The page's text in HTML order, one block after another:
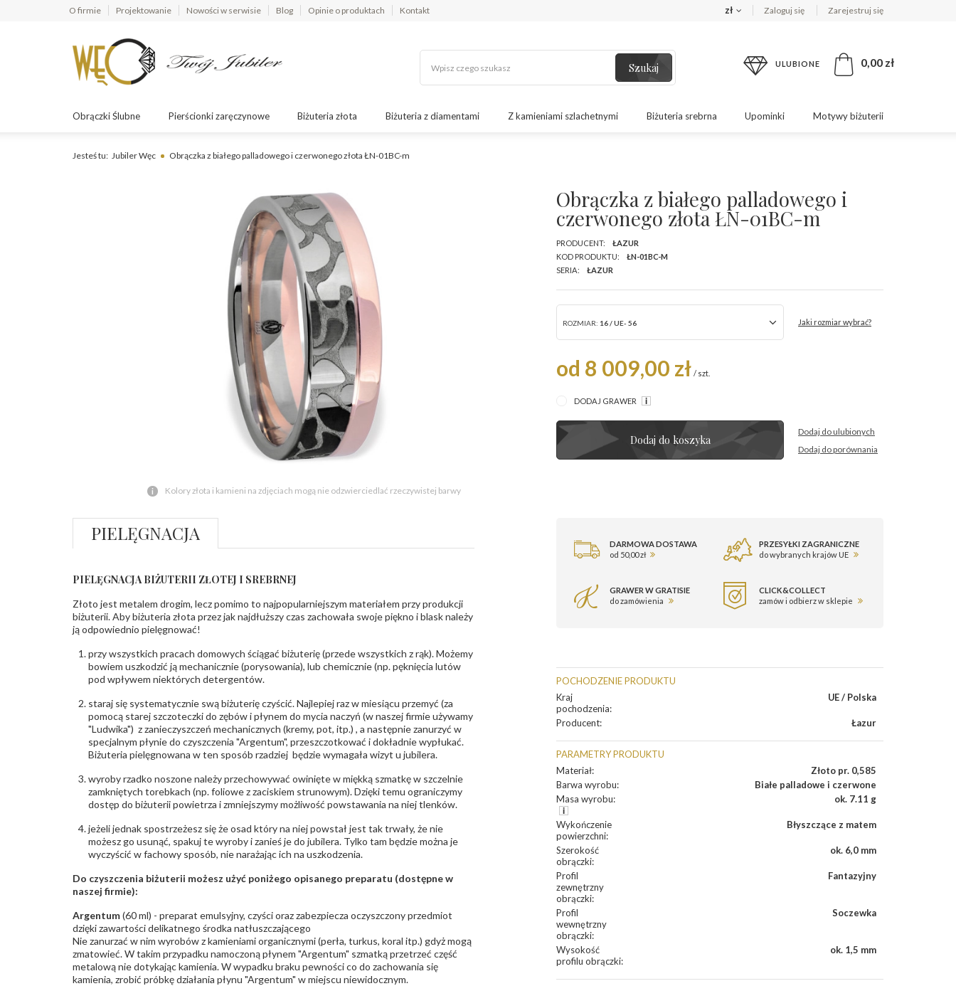
O firmie Projektowanie Nowości w serwisie Blog Opinie o produktach Kontakt zł Zaloguj się Zarejestruj się
Szukaj ULUBIONE 0,00 zł
Obrączki Ślubne Pierścionki zaręczynowe Biżuteria złota Biżuteria z diamentami Z kamieniami szlachetnymi Biżuteria srebrna Upominki Motywy biżuterii
Jesteś tu: Jubiler Węc Obrączka z białego palladowego i czerwonego złota ŁN-01BC-m
Kolory złota i kamieni na zdjęciach mogą nie odzwierciedlać rzeczywistej barwy
Obrączka z białego palladowego i
czerwonego złota ŁN-01BC-m
PRODUCENT:
ŁAZUR
KOD PRODUKTU:
ŁN-01BC-M
SERIA:
ŁAZUR
ROZMIAR: 16 / UE- 56 Jaki rozmiar wybrać?
od 8 009,00 zł / szt.
DODAJ GRAWER
Dodaj do koszyka
Dodaj do ulubionych
Dodaj do porównania
DARMOWA DOSTAWA
od 50,00 zł
PRZESYŁKI ZAGRANICZNE
do wybranych krajów UE
GRAWER W GRATISIE
do zamówienia
CLICK&COLLECT
zamów i odbierz w sklepie
POCHODZENIE PRODUKTU
Kraj
pochodzenia:
UE / Polska
Producent: Łazur
PARAMETRY PRODUKTU
Materiał:
Złoto pr. 0,585
Barwa wyrobu:
Białe palladowe i czerwone
Masa wyrobu: ok. 7.11 g
Wykończenie
powierzchni:
Błyszczące z matem
Szerokość
obrączki:
ok. 6,0 mm
Profil
zewnętrzny
obrączki:
Fantazyjny
Profil
wewnętrzny
obrączki:
Soczewka
Wysokość
profilu obrączki:
ok. 1,5 mm
PIELĘGNACJA
PIELĘGNACJA BIŻUTERII ZŁOTEJ I SREBRNEJ
Złoto jest metalem drogim, lecz pomimo to najpopularniejszym materiałem przy produkcji
biżuterii. Aby biżuteria złota przez jak najdłuższy czas zachowała swoje piękno i blask należy
ją odpowiednio pielęgnować!
przy wszystkich pracach domowych ściągać biżuterię (przede wszystkich z rąk). Możemy
bowiem uszkodzić ją mechanicznie (porysowania), lub chemicznie (np. pęknięcia lutów
pod wpływem niektórych detergentów.
staraj się systematycznie swą biżuterię czyścić. Najlepiej raz w miesiącu przemyć (za
pomocą starej szczoteczki do zębów i płynem do mycia naczyń (w naszej firmie używamy
"Ludwika") z zanieczyszczeń mechanicznych (kremy, pot, itp.) , a następnie zanurzyć w
specjalnym płynie do czyszczenia "Argentum", przeszczotkować i dokładnie wypłukać.
Biżuteria pielęgnowana w ten sposób rzadziej będzie wymagała wizyt u jubilera.
wyroby rzadko noszone należy przechowywać owinięte w miękką szmatkę w szczelnie
zamkniętych torebkach (np. foliowe z zaciskiem strunowym). Dzięki temu ograniczymy
dostęp do biżuterii powietrza i zmniejszymy możliwość powstawania na niej tlenków.
jeżeli jednak spostrzeżesz się że osad który na niej powstał jest tak trwały, że nie
możesz go usunąć, spakuj te wyroby i zanieś je do jubilera. Tylko tam będzie można je
wyczyścić w fachowy sposób, nie narażając ich na uszkodzenia.
Do czyszczenia biżuterii możesz użyć poniżego opisanego preparatu (dostępne w
naszej firmie):
Argentum(60 ml) - preparat emulsyjny, czyści oraz zabezpiecza oczyszczony przedmiot
dzięki zawartości delikatnego środka natłuszczającego
Nie zanurzać w nim wyrobów z kamieniami organicznymi (perła, turkus, koral itp.) gdyż mogą
zmatowieć. W takim przypadku namoczoną płynem "Argentum" szmatką przetrzeć część
metalową nie dotykając kamienia. W wypadku braku pewności co do zachowania się
kamienia, zrobić próbkę działania płynu "Argentum" w miejscu niewidocznym.